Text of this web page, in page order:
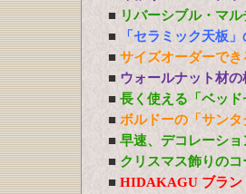
■ リバーシブル・マ
■
「セラミック天板
■ サイズオーダーで
■ ウォールナット材
■ 長く使える「ベッド
■ ボルドーの「サン
■ 早速、デコレーシ
■ クリスマス飾りのコ
■ HIDAKAGU ブラン